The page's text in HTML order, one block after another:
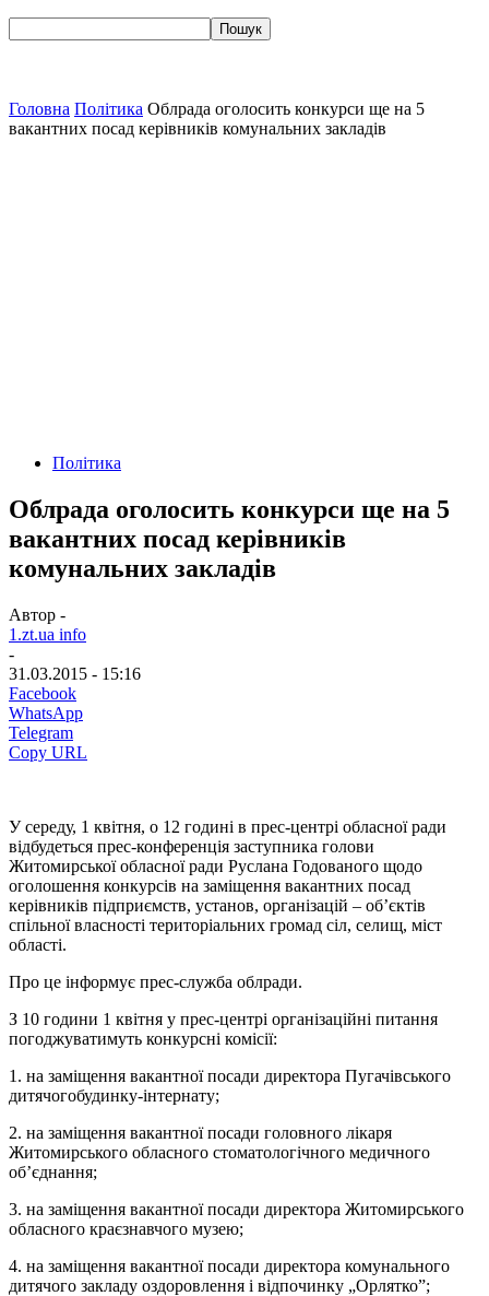
Головна Політика Облрада оголосить конкурси ще на 5
вакантних посад керівників комунальних закладів
Політика
Облрада оголосить конкурси ще на 5
вакантних посад керівників
комунальних закладів
Автор -
1.zt.ua info
-
31.03.2015 - 15:16
Facebook
WhatsApp
Telegram
Copy URL
У середу, 1 квітня, о 12 годині в прес-центрі обласної ради
відбудеться прес-конференція заступника голови
Житомирської обласної ради Руслана Годованого щодо
оголошення конкурсів на заміщення вакантних посад
керівників підприємств, установ, організацій – об’єктів
спільної власності територіальних громад сіл, селищ, міст
області.
Про це інформує прес-служба облради.
З 10 години 1 квітня у прес-центрі організаційні питання
погоджуватимуть конкурсні комісії:
1. на заміщення вакантної посади директора Пугачівського
дитячогобудинку-інтернату;
2. на заміщення вакантної посади головного лікаря
Житомирського обласного стоматологічного медичного
об’єднання;
3. на заміщення вакантної посади директора Житомирського
обласного краєзнавчого музею;
4. на заміщення вакантної посади директора комунального
дитячого закладу оздоровлення і відпочинку „Орлятко”;